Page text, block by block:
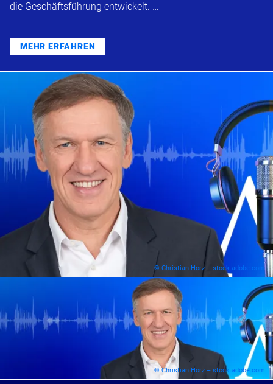
die Geschäftsführung entwickelt. …
MEHR ERFAHREN
© Christian Horz – stock.adobe.com
© Christian Horz – stock.adobe.com